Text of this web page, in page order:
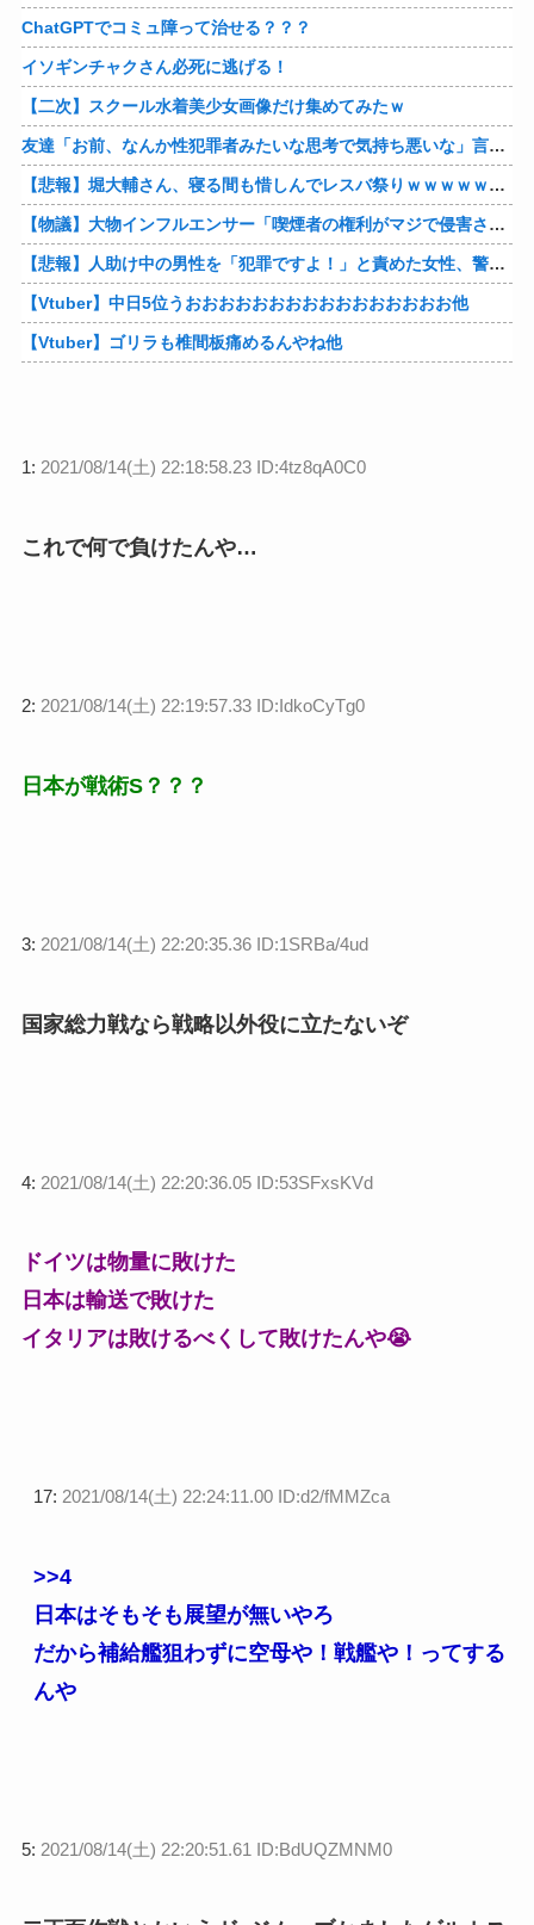
ChatGPTでコミュ障って治せる？？？
イソギンチャクさん必死に逃げる！
【二次】スクール水着美少女画像だけ集めてみたｗ
友達「お前、なんか性犯罪者みたいな思考で気持ち悪いな」言われたわ
【悲報】堀大輔さん、寝る間も惜しんでレスバ祭りｗｗｗｗｗｗｗｗｗｗｗｗｗｗｗｗｗｗｗｗｗｗｗｗ他
【物議】大物インフルエンサー「喫煙者の権利がマジで侵害されてる。いくら税金払ってるんだ」他
【悲報】人助け中の男性を「犯罪ですよ！」と責めた女性、警察が来た瞬間逃げる他
【Vtuber】中日5位うおおおおおおおおおおおおおおおお他
【Vtuber】ゴリラも椎間板痛めるんやね他
1: 2021/08/14(土) 22:18:58.23 ID:4tz8qA0C0
これで何で負けたんや…
2: 2021/08/14(土) 22:19:57.33 ID:IdkoCyTg0
日本が戦術S？？？
3: 2021/08/14(土) 22:20:35.36 ID:1SRBa/4ud
国家総力戦なら戦略以外役に立たないぞ
4: 2021/08/14(土) 22:20:36.05 ID:53SFxsKVd
ドイツは物量に敗けた
日本は輸送で敗けた
イタリアは敗けるべくして敗けたんや😭
17: 2021/08/14(土) 22:24:11.00 ID:d2/fMMZca
>>4
日本はそもそも展望が無いやろ
だから補給艦狙わずに空母や！戦艦や！ってする
んや
5: 2021/08/14(土) 22:20:51.61 ID:BdUQZMNM0